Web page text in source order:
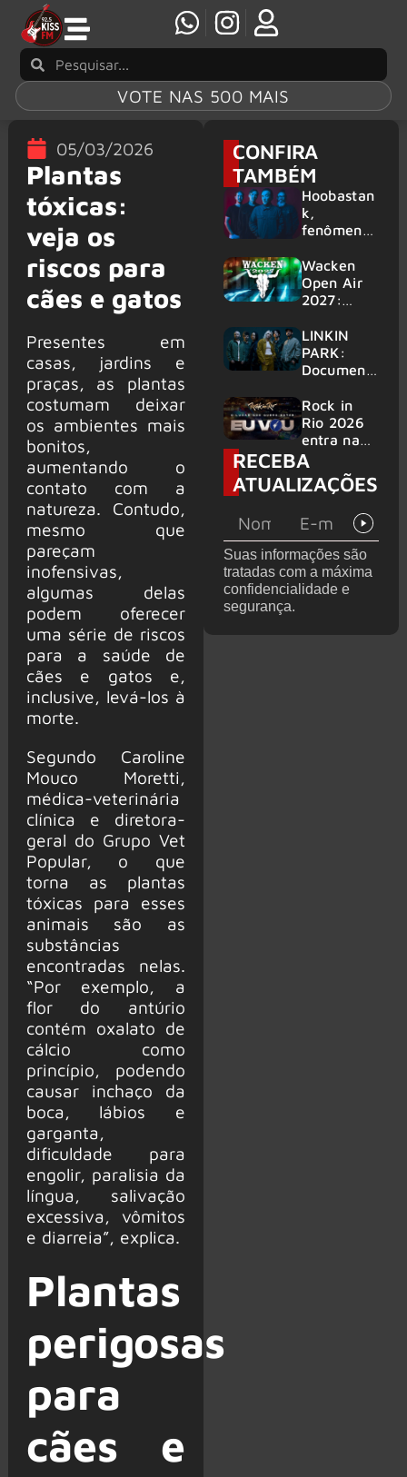
VOTE NAS 500 MAIS
05/03/2026
Plantas
tóxicas:
veja os
riscos para
cães e gatos
Presentes em
casas, jardins e
praças, as plantas
costumam deixar
os ambientes mais
bonitos,
aumentando o
contato com a
natureza. Contudo,
mesmo que
pareçam
inofensivas,
algumas delas
podem oferecer
uma série de riscos
para a saúde de
cães e gatos e,
inclusive, levá-los à
morte.
Segundo Caroline
Mouco Moretti,
médica-veterinária
clínica e diretora-
geral do Grupo Vet
Popular, o que
torna as plantas
tóxicas para esses
animais são as
substâncias
encontradas nelas.
“Por exemplo, a
flor do antúrio
contém oxalato de
cálcio como
princípio, podendo
causar inchaço da
boca, lábios e
garganta,
dificuldade para
engolir, paralisia da
língua, salivação
excessiva, vômitos
e diarreia”, explica.
Plantas
perigosas
para
cães e
CONFIRA
TAMBÉM
Hoobastan
k,
fenômeno
rock anos
2000,
volta ao
6 shows
Wacken
Open Air
2027:
amplia
line-up e
já
mais de 50
bandas
LINKIN
PARK:
Document
‘Unshatter’
e álbum ao
vivo são
anunciados
Rock in
Rio 2026
entra na
reta final
com
Cidade do
montagem
acelerada
e line-up
completo
confirmad
RECEBA
ATUALIZAÇÕES
Suas informações são
tratadas com a máxima
confidencialidade e
segurança.